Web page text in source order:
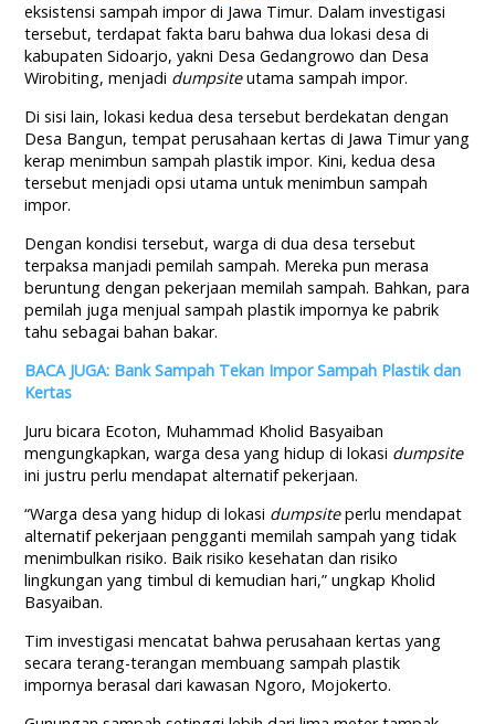
eksistensi sampah impor di Jawa Timur. Dalam investigasi
tersebut, terdapat fakta baru bahwa dua lokasi desa di
kabupaten Sidoarjo, yakni Desa Gedangrowo dan Desa
Wirobiting, menjadi dumpsiteutama sampah impor.
Di sisi lain, lokasi kedua desa tersebut berdekatan dengan
Desa Bangun, tempat perusahaan kertas di Jawa Timur yang
kerap menimbun sampah plastik impor. Kini, kedua desa
tersebut menjadi opsi utama untuk menimbun sampah
impor.
Dengan kondisi tersebut, warga di dua desa tersebut
terpaksa manjadi pemilah sampah. Mereka pun merasa
beruntung dengan pekerjaan memilah sampah. Bahkan, para
pemilah juga menjual sampah plastik impornya ke pabrik
tahu sebagai bahan bakar.
BACA JUGA: Bank Sampah Tekan Impor Sampah Plastik dan
Kertas
Juru bicara Ecoton, Muhammad Kholid Basyaiban
mengungkapkan, warga desa yang hidup di lokasi dumpsite
ini justru perlu mendapat alternatif pekerjaan.
“Warga desa yang hidup di lokasi dumpsiteperlu mendapat
alternatif pekerjaan pengganti memilah sampah yang tidak
menimbulkan risiko. Baik risiko kesehatan dan risiko
lingkungan yang timbul di kemudian hari,” ungkap Kholid
Basyaiban.
Tim investigasi mencatat bahwa perusahaan kertas yang
secara terang-terangan membuang sampah plastik
impornya berasal dari kawasan Ngoro, Mojokerto.